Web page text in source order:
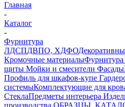
Главная
-
Каталог
-
Фурнитура
ЛДСПДВПО, ХДФО
Кромочные материалыФурнитура
щиты Мойки и смесители Фасады
Профиль для шкафов-купе
системыКомплектующие для
СтеклаПредметы интерьера
производства ОБРАЗЦЫ,